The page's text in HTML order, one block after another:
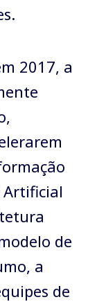
2017, a
de
a
de